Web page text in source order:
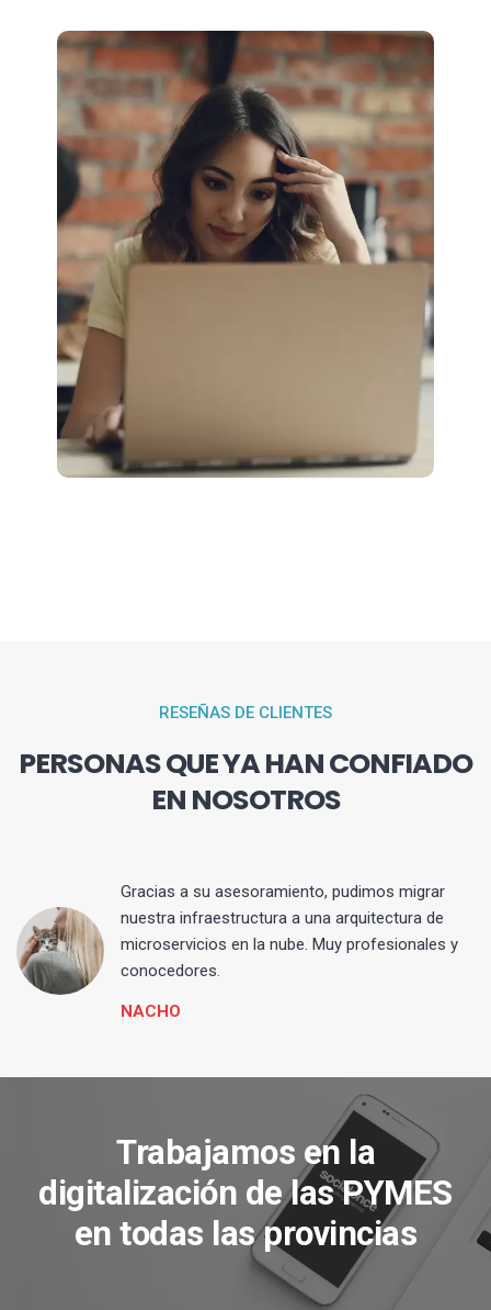
RESEÑAS DE CLIENTES
PERSONAS QUE YA HAN CONFIADO
EN NOSOTROS
Gracias a su asesoramiento, pudimos migrar
nuestra infraestructura a una arquitectura de
microservicios en la nube. Muy profesionales y
conocedores.
NACHO
Trabajamos en la
digitalización de las PYMES
en todas las provincias